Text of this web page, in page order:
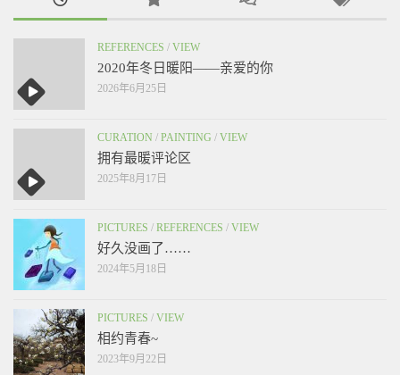
REFERENCES / VIEW
2020年冬日暖阳——亲爱的你
2026年6月25日
CURATION / PAINTING / VIEW
拥有最暖评论区
2025年8月17日
PICTURES / REFERENCES / VIEW
好久没画了……
2024年5月18日
PICTURES / VIEW
相约青春~
2023年9月22日